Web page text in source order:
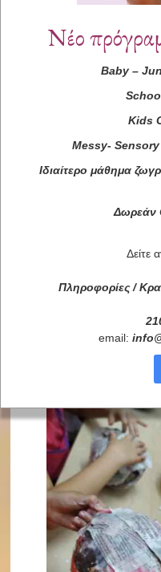
Νέο
Baby–
Kids
Messy- Sensory
Ιδιαίτερο μάθημα
Δωρεάν
Δείτε
Πληροφορίες /
email: info